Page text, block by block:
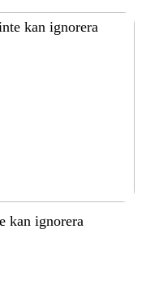
kan ignorera